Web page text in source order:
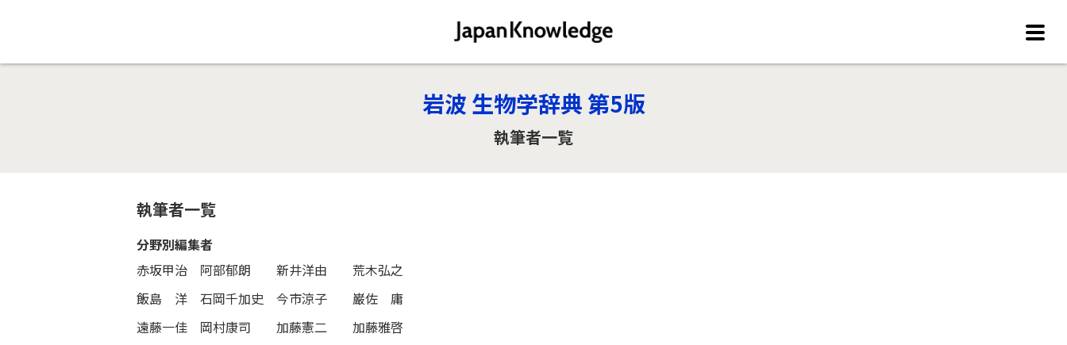
岩波 生物学辞典 第5版
執筆者一覧
執筆者一覧
分野別編集者
赤坂甲治
阿部郁朗 新井洋由
荒木弘之
飯島 洋
石岡千加史 今市涼子
巌佐 庸
遠藤一佳
岡村康司 加藤憲二
加藤雅啓